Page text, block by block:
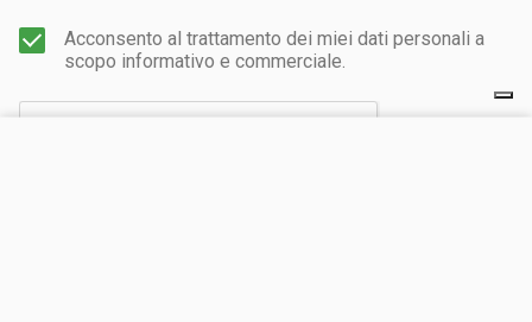
Acconsento al trattamento dei miei dati personali a
scopo informativo e commerciale.